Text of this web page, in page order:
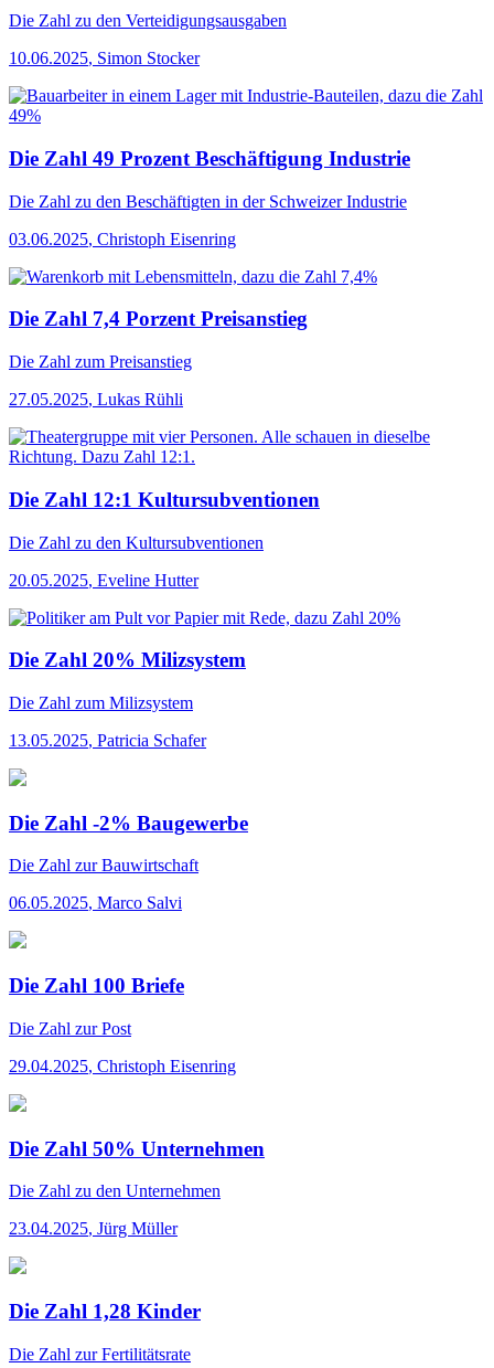
Die Zahl zu den Verteidigungsausgaben
10.06.2025, Simon Stocker
Die Zahl 49 Prozent Beschäftigung Industrie
Die Zahl zu den Beschäftigten in der Schweizer Industrie
03.06.2025, Christoph Eisenring
Die Zahl 7,4 Porzent Preisanstieg
Die Zahl zum Preisanstieg
27.05.2025, Lukas Rühli
Die Zahl 12:1 Kultursubventionen
Die Zahl zu den Kultursubventionen
20.05.2025, Eveline Hutter
Die Zahl 20% Milizsystem
Die Zahl zum Milizsystem
13.05.2025, Patricia Schafer
Die Zahl -2% Baugewerbe
Die Zahl zur Bauwirtschaft
06.05.2025, Marco Salvi
Die Zahl 100 Briefe
Die Zahl zur Post
29.04.2025, Christoph Eisenring
Die Zahl 50% Unternehmen
Die Zahl zu den Unternehmen
23.04.2025, Jürg Müller
Die Zahl 1,28 Kinder
Die Zahl zur Fertilitätsrate